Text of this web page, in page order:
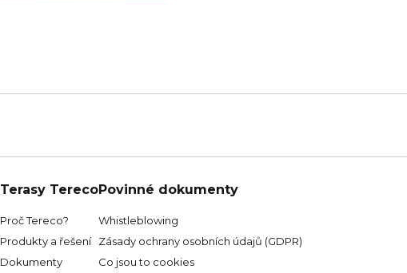
Terasy Tereco
Proč Tereco?
Produkty a řešení
Dokumenty
Povinné dokumenty
Whistleblowing
Zásady ochrany osobních údajů (GDPR)
Co jsou to cookies